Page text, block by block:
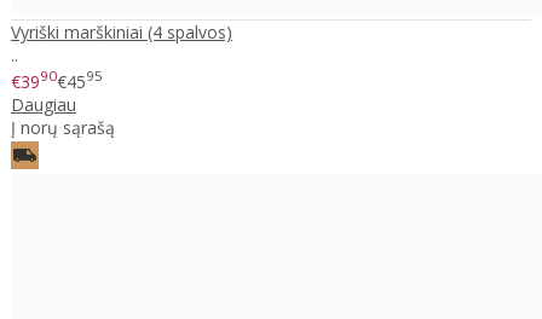
Vyriški marškiniai (4 spalvos)
..
€3990€4595
Daugiau
Į norų sąrašą